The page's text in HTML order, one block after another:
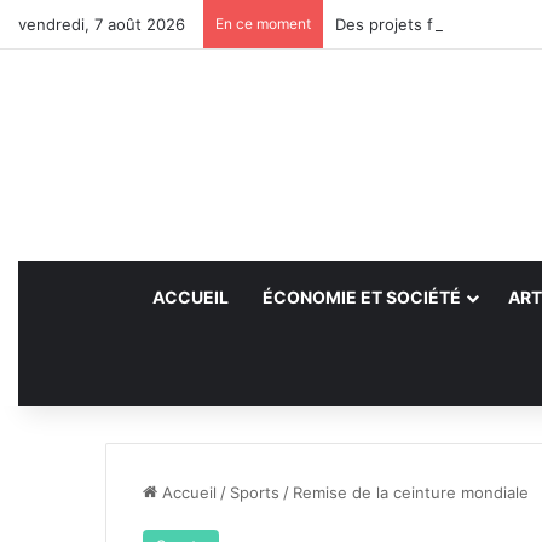
vendredi, 7 août 2026 En ce moment Des projets futurs pour les
ACCUEIL ÉCONOMIE ET SOCIÉTÉ
Accueil / Sports / Remise de la ceinture mondiale